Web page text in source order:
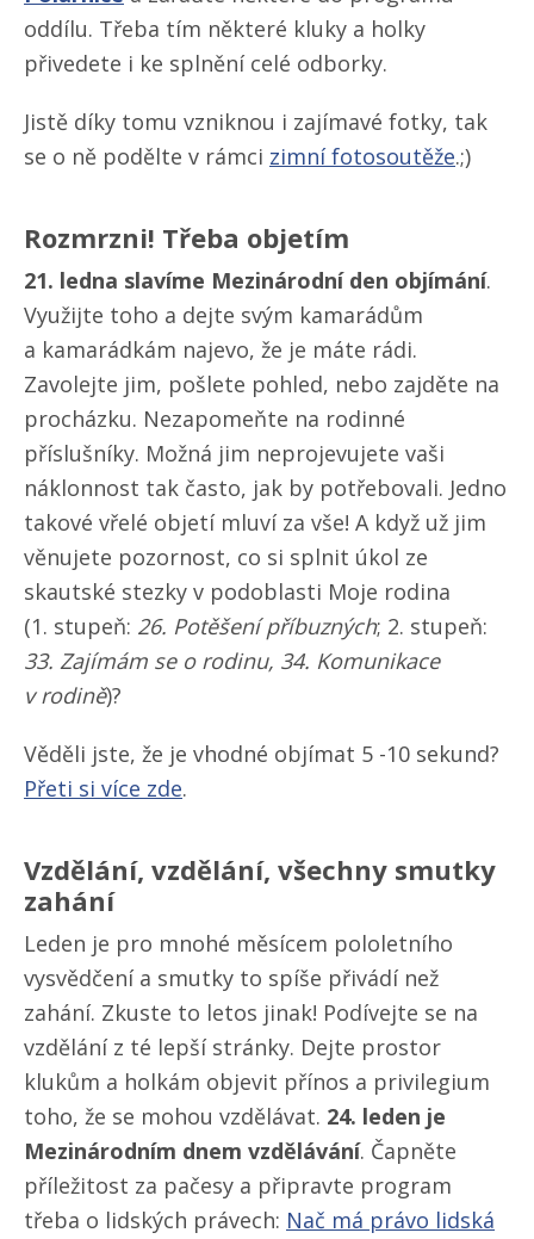
oddílu. Třeba tím některé kluky a holky
přivedete i ke splnění celé odborky.
Jistě díky tomu vzniknou i zajímavé fotky, tak
se o ně podělte v rámci zimní fotosoutěže.;)
Rozmrzni! Třeba objetím
21. ledna slavíme Mezinárodní den objímání.
Využijte toho a dejte svým kamarádům
a kamarádkám najevo, že je máte rádi.
Zavolejte jim, pošlete pohled, nebo zajděte na
procházku. Nezapomeňte na rodinné
příslušníky. Možná jim neprojevujete vaši
náklonnost tak často, jak by potřebovali. Jedno
takové vřelé objetí mluví za vše! A když už jim
věnujete pozornost, co si splnit úkol ze
skautské stezky v podoblasti Moje rodina
(1. stupeň: 26. Potěšení příbuzných; 2. stupeň:
33. Zajímám se o rodinu, 34. Komunikace
v rodině)?
Věděli jste, že je vhodné objímat 5 -10 sekund?
Přeti si více zde.
Vzdělání, vzdělání, všechny smutky
zahání
Leden je pro mnohé měsícem pololetního
vysvědčení a smutky to spíše přivádí než
zahání. Zkuste to letos jinak! Podívejte se na
vzdělání z té lepší stránky. Dejte prostor
klukům a holkám objevit přínos a privilegium
toho, že se mohou vzdělávat. 24. leden je
Mezinárodním dnem vzdělávání. Čapněte
příležitost za pačesy a připravte program
třeba o lidských právech: Nač má právo lidská